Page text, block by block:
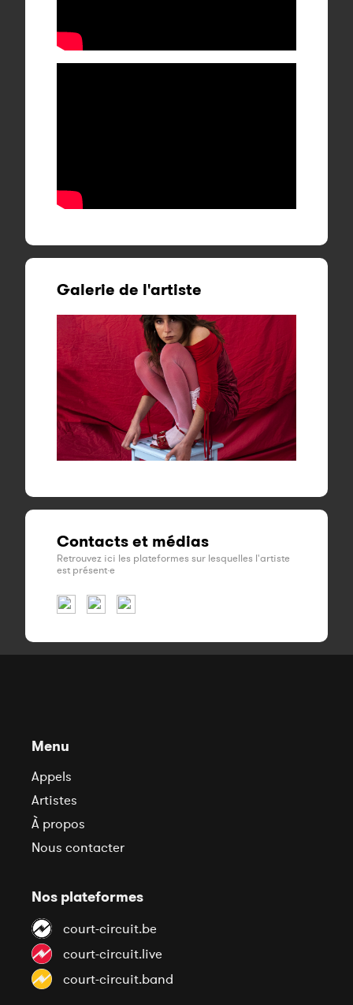
Galerie de l'artiste
Contacts et médias
Retrouvez ici les plateformes sur lesquelles l'artiste
est présent·e
Menu
Appels
Artistes
À propos
Nous contacter
Nos plateformes
court-circuit.be
court-circuit.live
court-circuit.band